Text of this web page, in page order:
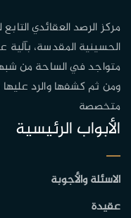
مركز الرصد العقائدي
الحسينية المقدسة،
متواجد في الساحة من
ومن ثم كشفها والرد عليها
متخصصة
الأبواب الرئيسية
الاسئلة والأجوبة
عقيدة